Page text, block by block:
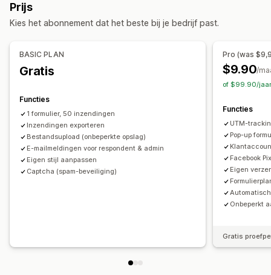
Aanpassing
Aangepaste JavaScript
E-mailtemplates
Selectievakje gegevensbescherming
Gegevensbeheer
E-mailantwoorden Gegevensexport
Formulierlimieten
Geschiedenis Analytics CAPTCHA
Ingesloten formulieren
Meerdere pagina's
Pop-ups Planning
Toewijzing
Indieningsbeheer
E-mail Gegevensexport
Prijs
Kies het abonnement dat het beste bij je bedrijf past.
BASIC PLAN
Gratis
Functies
1 formulier, 50 inzendingen
Inzendingen exporteren
Bestandsupload (onbeperkte opslag)
E-mailmeldingen voor respondent & admin
Eigen stijl aanpassen
Captcha (spam-beveiliging)
Pro (was
$9.90/
of $99.90/
Functies
UTM-
Pop-up
Facebook
Eigen
Onbeperkt
Gratis